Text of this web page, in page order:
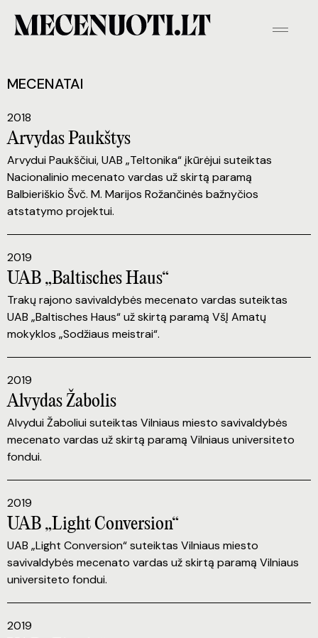
MECENATAI
Arvydas Paukštys
Arvydui Paukščiui, UAB „Teltonika“ įkūrėjui suteiktas
Nacionalinio mecenato vardas už skirtą paramą
Balbieriškio Švč. M. Marijos Rožančinės bažnyčios
atstatymo projektui.
2018
UAB „Baltisches Haus“
Trakų rajono savivaldybės mecenato vardas suteiktas
UAB „Baltisches Haus“ už skirtą paramą VšĮ Amatų
mokyklos „Sodžiaus meistrai“.
2019
Alvydas Žabolis
Alvydui Žaboliui suteiktas Vilniaus miesto savivaldybės
mecenato vardas už skirtą paramą Vilniaus universiteto
fondui.
2019
UAB „Light Conversion“
UAB „Light Conversion“ suteiktas Vilniaus miesto
savivaldybės mecenato vardas už skirtą paramą Vilniaus
universiteto fondui.
2019
2019